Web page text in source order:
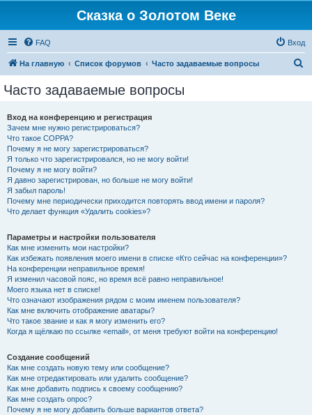
Сказка о Золотом Веке
FAQ Вход
На главную Список форумов Часто задаваемые вопросы
Часто задаваемые вопросы
Вход на конференцию и регистрация
Зачем мне нужно регистрироваться?
Что такое COPPA?
Почему я не могу зарегистрироваться?
Я только что зарегистрировался, но не могу войти!
Почему я не могу войти?
Я давно зарегистрирован, но больше не могу войти!
Я забыл пароль!
Почему мне периодически приходится повторять ввод имени и пароля?
Что делает функция «Удалить cookies»?
Параметры и настройки пользователя
Как мне изменить мои настройки?
Как избежать появления моего имени в списке «Кто сейчас на конференции»?
На конференции неправильное время!
Я изменил часовой пояс, но время всё равно неправильное!
Моего языка нет в списке!
Что означают изображения рядом с моим именем пользователя?
Как мне включить отображение аватары?
Что такое звание и как я могу изменить его?
Когда я щёлкаю по ссылке «email», от меня требуют войти на конференцию!
Создание сообщений
Как мне создать новую тему или сообщение?
Как мне отредактировать или удалить сообщение?
Как мне добавить подпись к своему сообщению?
Как мне создать опрос?
Почему я не могу добавить больше вариантов ответа?